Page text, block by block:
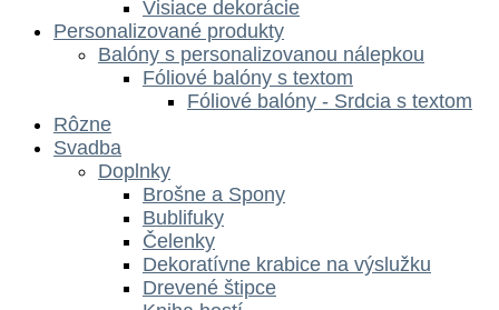
Visiace dekorácie
Personalizované produkty
Balóny s personalizovanou nálepkou
Fóliové balóny s textom
Fóliové balóny - Srdcia s textom
Rôzne
Svadba
Doplnky
Brošne a Spony
Bublifuky
Čelenky
Dekoratívne krabice na výslužku
Drevené štipce